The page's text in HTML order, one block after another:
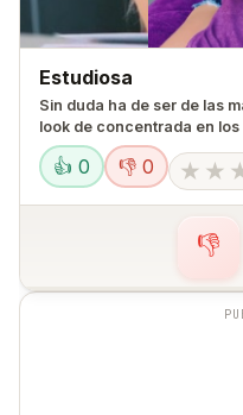
Estudiosa
Sin duda ha de ser de las
look de concentrada en
👍 0 👎 0 ★ ★
👎